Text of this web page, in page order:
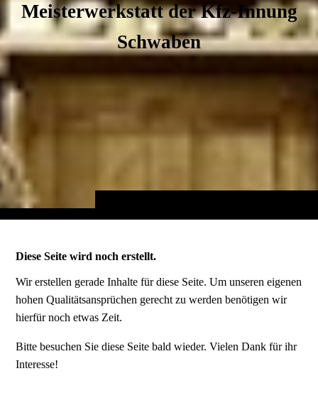
Meisterwerkstatt der Kfz-Innung
Schwaben
Diese Seite wird noch erstellt.
Wir erstellen gerade Inhalte für diese Seite. Um unseren eigenen
hohen Qualitätsansprüchen gerecht zu werden benötigen wir
hierfür noch etwas Zeit.
Bitte besuchen Sie diese Seite bald wieder. Vielen Dank für ihr
Interesse!